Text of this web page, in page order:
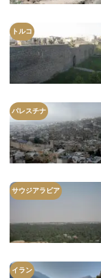
トルコ
パレスチナ
サウジアラビア
イラン